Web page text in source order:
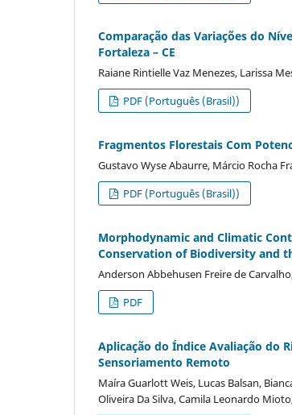
Comparação das Variações do
Fortaleza – CE
Raiane Rintielle Vaz Menezes, Larissa
PDF (Português (Brasil))
Fragmentos Florestais Com
Gustavo Wyse Abaurre, Márcio Rocha
PDF (Português (Brasil))
Morphodynamic and Climatic
Conservation of Biodiversity and
Anderson Abbehusen Freire de
PDF
Aplicação do Índice Avaliação do
Sensoriamento Remoto
Maíra Guarlott Weis, Lucas Balsan,
Oliveira Da Silva, Camila Leonardo